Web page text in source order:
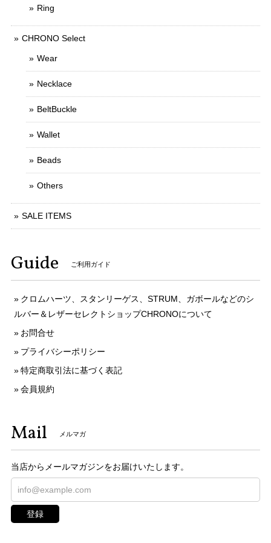
Ring
CHRONO Select
Wear
Necklace
BeltBuckle
Wallet
Beads
Others
SALE ITEMS
Guide ご利用ガイド
クロムハーツ、スタンリーゲス、STRUM、ガボールなどのシ
ルバー＆レザーセレクトショップCHRONOについて
お問合せ
プライバシーポリシー
特定商取引法に基づく表記
会員規約
Mail メルマガ
当店からメールマガジンをお届けいたします。
登録